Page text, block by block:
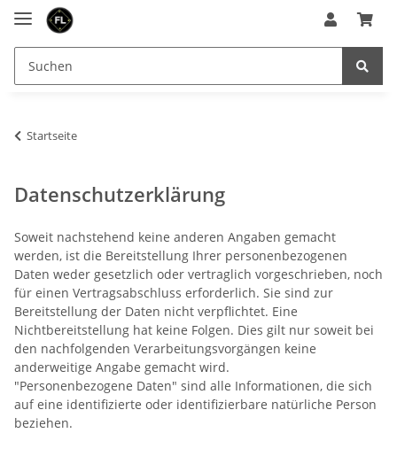
Startseite
Datenschutzerklärung
Soweit nachstehend keine anderen Angaben gemacht
werden, ist die Bereitstellung Ihrer personenbezogenen
Daten weder gesetzlich oder vertraglich vorgeschrieben, noch
für einen Vertragsabschluss erforderlich. Sie sind zur
Bereitstellung der Daten nicht verpflichtet. Eine
Nichtbereitstellung hat keine Folgen. Dies gilt nur soweit bei
den nachfolgenden Verarbeitungsvorgängen keine
anderweitige Angabe gemacht wird.
"Personenbezogene Daten" sind alle Informationen, die sich
auf eine identifizierte oder identifizierbare natürliche Person
beziehen.